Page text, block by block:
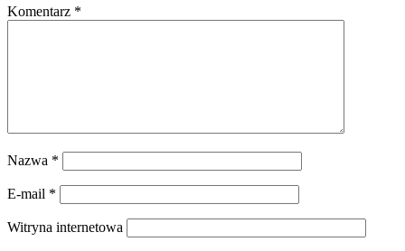
Komentarz *
Nazwa *
E-mail *
Witryna internetowa